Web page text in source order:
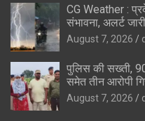
CG Weather :
संभावना, अलर्ट जारी
August 7, 2026
पुलिस की सख्ती,
समेत तीन आरोपी
August 7, 2026